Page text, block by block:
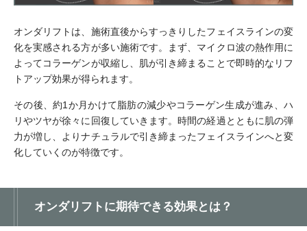
オンダリフトは、施術直後からすっきりしたフェイスラインの変
化を実感される方が多い施術です。まず、マイクロ波の熱作用に
よってコラーゲンが収縮し、肌が引き締まることで即時的なリフ
トアップ効果が得られます。
その後、約1か月かけて脂肪の減少やコラーゲン生成が進み、ハ
リやツヤが徐々に回復していきます。時間の経過とともに肌の弾
力が増し、よりナチュラルで引き締まったフェイスラインへと変
化していくのが特徴です。
オンダリフトに期待できる効果とは？